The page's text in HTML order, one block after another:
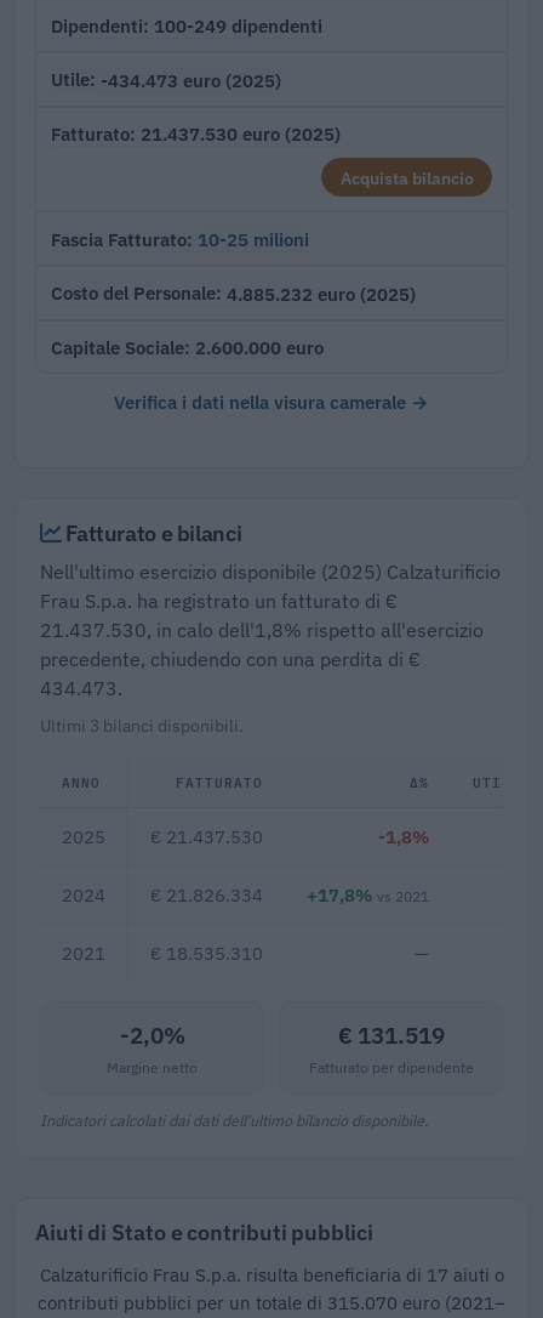
Dipendenti 100-249 dipendenti
Utile -434.473 euro (2025)
Fatturato 21.437.530 euro (2025)
Acquista bilancio
Fascia Fatturato 10-25 milioni
Costo del Personale 4.885.232 euro (2025)
Capitale Sociale 2.600.000 euro
Verifica i dati nella visura camerale →
Fatturato e bilanci
Nell'ultimo esercizio disponibile (2025) Calzaturificio
Frau S.p.a. ha registrato un fatturato di €
21.437.530, in calo dell'1,8% rispetto all'esercizio
precedente, chiudendo con una perdita di €
434.473.
Ultimi 3 bilanci disponibili.
ANNO FATTURATO Δ% UTILE/
2025 € 21.437.530 -1,8%
2024 € 21.826.334 +17,8% vs 2021
2021 € 18.535.310 —
-2,0%
Margine netto
€ 131.519
Fatturato per dipendente
Indicatori calcolati dai dati dell'ultimo bilancio disponibile.
Aiuti di Stato e contributi pubblici
Calzaturificio Frau S.p.a. risulta beneficiaria di 17 aiuti o
contributi pubblici per un totale di 315.070 euro (2021–